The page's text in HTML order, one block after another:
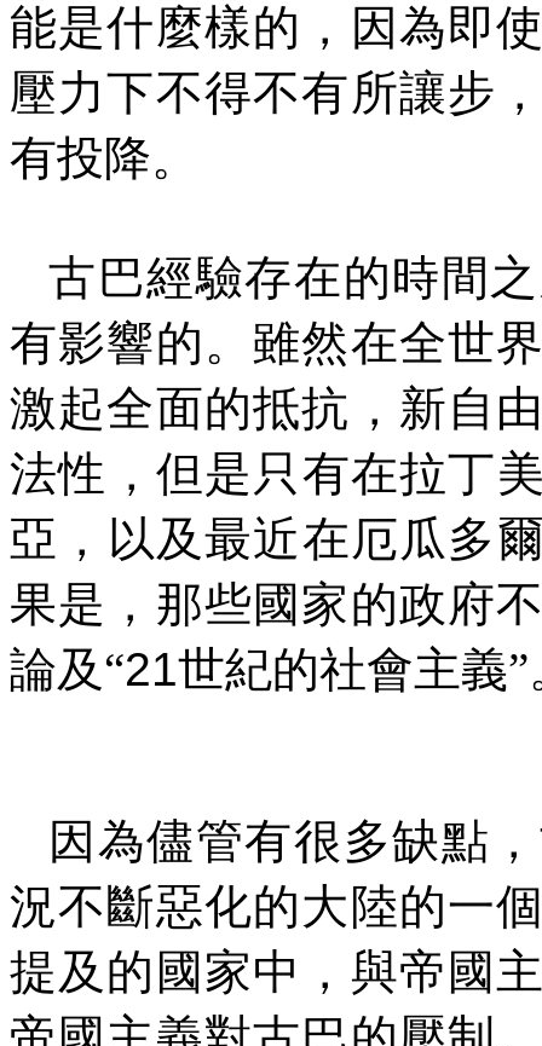
能是什麼樣的，因為即
壓力下不得不有所讓步
有投降。
古巴經驗存在的時間
有影響的。雖然在全世
激起全面的抵抗，新自
法性，但是只有在拉丁
亞，以及最近在厄瓜多
果是，那些國家的政府
論及“21世紀的社會主義”
因為儘管有很多缺點
況不斷惡化的大陸的一
提及的國家中，與帝國